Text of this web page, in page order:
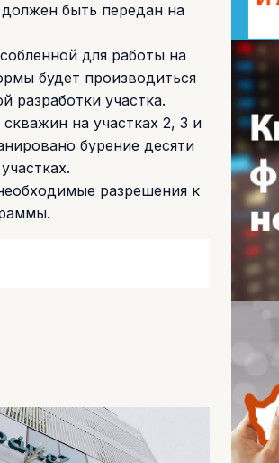
быть передан на
для работы на
будет производиться
разработки участка.
на участках 2, 3 и
бурение десяти
разрешения к